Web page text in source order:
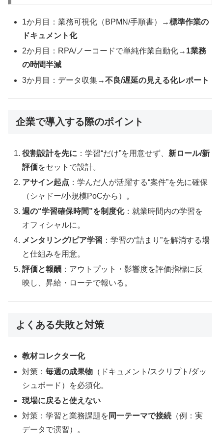
1か月目：業務可視化（BPMN/手順書）→標準作業の
ドキュメント化
2か月目：RPA/ノーコードで単純作業自動化→ 1業務
の時間半減
3か月目：データ収集→不良/遅延の見える化レポート
企業で導入する際のポイント
役割設計を先に ：学習“だけ”を用意せず、 新ロール/新
評価をセットで設計。
アサイン起点 ：学んだ人が活躍する“案件”を先に確保
（シャドー/小規模PoCから）。
週の“学習確保時間”を制度化：就業時間内の学習を
オフィシャルに。
メンタリング/ピア学習 ：学習の“詰まり”を解消する場
と仕組みを用意。
評価と報酬 ：アウトプット・影響度を評価指標に反
映し、昇給・ローテで報いる。
よくある失敗と対策
教材コレクター化
対策：毎週の成果物 （ドキュメント/スクリプト/ダッ
シュボード）を必須化。
現場に戻ると使えない
対策：学習と業務課題を 同一テーマで接続 （例：実
データで演習）。